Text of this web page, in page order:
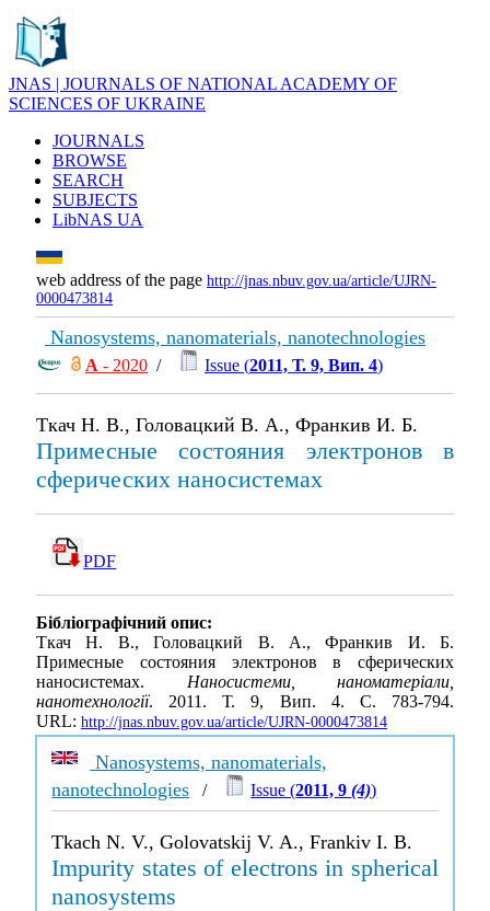
JNAS | JOURNALS OF NATIONAL ACADEMY OF
SCIENCES OF UKRAINE
JOURNALS
BROWSE
SEARCH
SUBJECTS
LibNAS UA
web address of the page http://jnas.nbuv.gov.ua/article/UJRN-
0000473814
Nanosystems, nanomaterials, nanotechnologies
А - 2020 / Issue (2011, Т. 9, Вип. 4)
Ткач Н. В., Головацкий В. А., Франкив И. Б.
Примесные состояния электронов в
сферических наносистемах
PDF
Бібліографічний опис:
Ткач Н. В., Головацкий В. А., Франкив И. Б.
Примесные состояния электронов в сферических
наносистемах. Наносистеми, наноматеріали,
нанотехнології. 2011. Т. 9, Вип. 4. С. 783-794.
URL: http://jnas.nbuv.gov.ua/article/UJRN-0000473814
Nanosystems, nanomaterials,
nanotechnologies / Issue (2011, 9(4))
Tkach N. V., Golovatskij V. A., Frankiv I. B.
Impurity states of electrons in spherical
nanosystems